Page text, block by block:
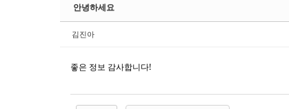
안녕하세요
김진아
좋은 정보 감사합니다!
Sketchbook5, 스케치북5
Sketchbook5, 스케치북5